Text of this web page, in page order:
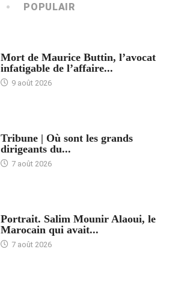
POPULAIR
Mort de Maurice Buttin, l’avocat
infatigable de l’affaire...
9 août 2026
Tribune | Où sont les grands
dirigeants du...
7 août 2026
Portrait. Salim Mounir Alaoui, le
Marocain qui avait...
7 août 2026